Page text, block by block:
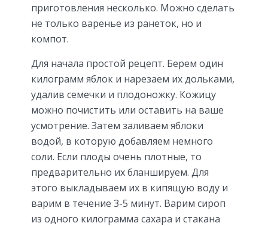
приготовления несколько. Можно сделать
не только варенье из ранеток, но и
компот.
Для начала простой рецепт. Берем один
килограмм яблок и нарезаем их дольками,
удалив семечки и плодоножку. Кожицу
можно почистить или оставить на ваше
усмотрение. Затем заливаем яблоки
водой, в которую добавляем немного
соли. Если плоды очень плотные, то
предварительно их бланшируем. Для
этого выкладываем их в кипящую воду и
варим в течение 3-5 минут. Варим сироп
из одного килограмма сахара и стакана